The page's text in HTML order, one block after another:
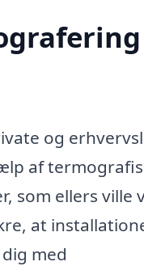
og
af
som ellers ville
at
med